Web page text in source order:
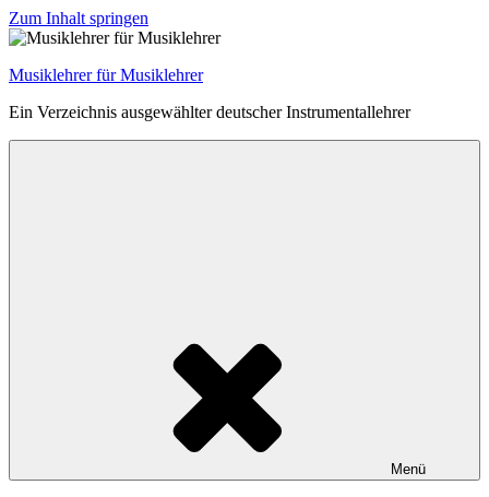
Zum Inhalt springen
Musiklehrer für Musiklehrer
Ein Verzeichnis ausgewählter deutscher Instrumentallehrer
Menü